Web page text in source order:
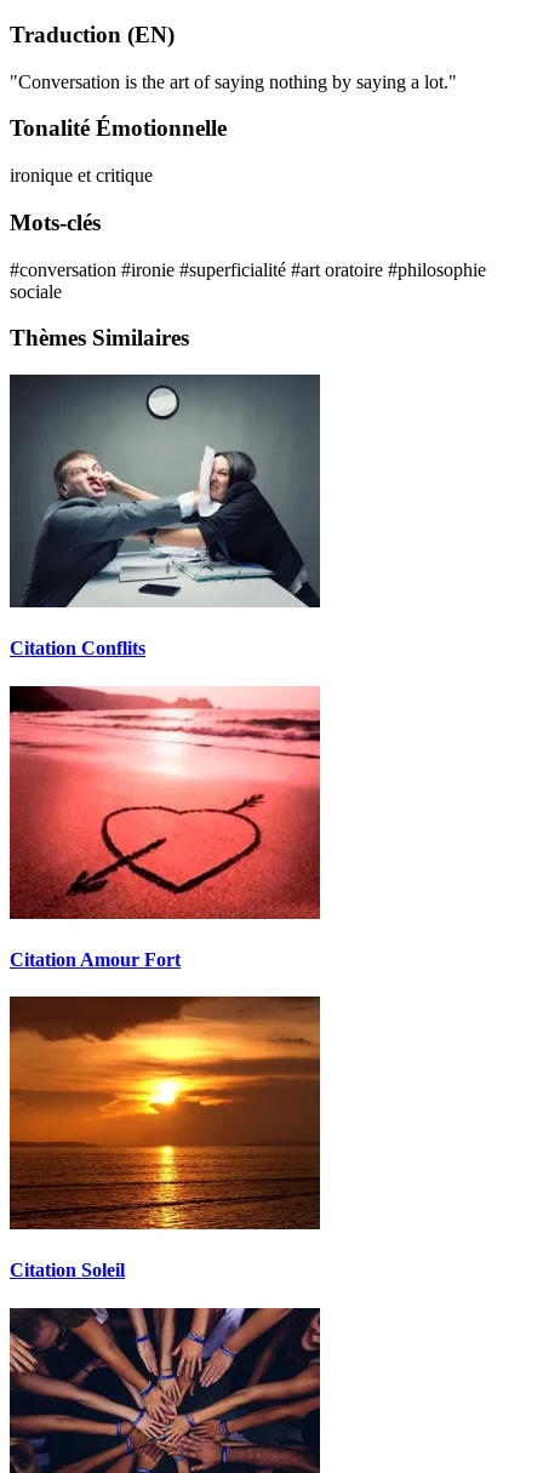
Traduction (EN)
"Conversation is the art of saying nothing by saying a lot."
Tonalité Émotionnelle
ironique et critique
Mots-clés
#conversation #ironie #superficialité #art oratoire #philosophie
sociale
Thèmes Similaires
Citation Conflits
Citation Amour Fort
Citation Soleil